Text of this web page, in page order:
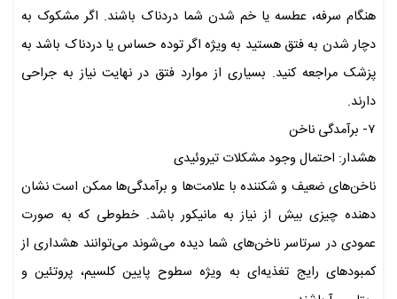
هنگام سرفه، عطسه یا خم شدن شما دردناک باشند. اگر مشکوک به
دچار شدن به فتق هستید به ویژه اگر توده حساس یا دردناک باشد به
پزشک مراجعه کنید. بسیاری از موارد فتق در نهایت نیاز به جراحی
دارند.
۷- برآمدگی ناخن
هشدار: احتمال وجود مشکلات تیروئیدی
ناخن‌های ضعیف و شکننده با علامت‌ها و برآمدگی‌ها ممکن است نشان
دهنده چیزی بیش از نیاز به مانیکور باشد. خطوطی که به صورت
عمودی در سرتاسر ناخن‌های شما دیده می‌شوند می‌توانند هشداری از
کمبودهای رایج تغذیه‌ای به ویژه سطوح پایین کلسیم، پروتئین و